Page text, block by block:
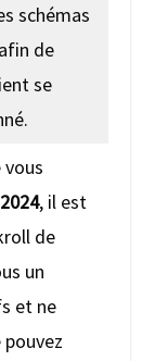
schémas
de
se
, il est
de
un
et ne